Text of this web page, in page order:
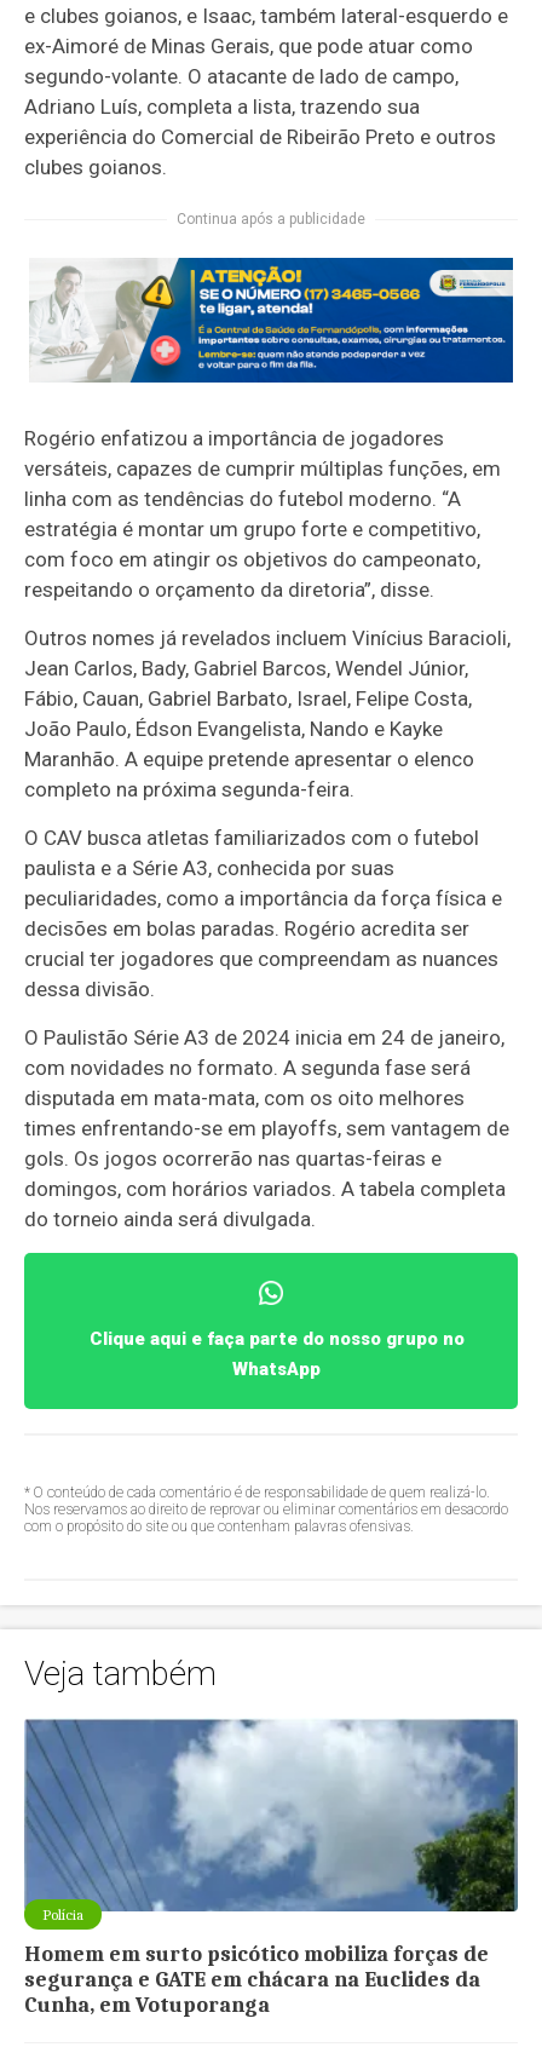
e clubes goianos, e Isaac, também lateral-esquerdo e
ex-Aimoré de Minas Gerais, que pode atuar como
segundo-volante. O atacante de lado de campo,
Adriano Luís, completa a lista, trazendo sua
experiência do Comercial de Ribeirão Preto e outros
clubes goianos.
Continua após a publicidade
Rogério enfatizou a importância de jogadores
versáteis, capazes de cumprir múltiplas funções, em
linha com as tendências do futebol moderno. “A
estratégia é montar um grupo forte e competitivo,
com foco em atingir os objetivos do campeonato,
respeitando o orçamento da diretoria”, disse.
Outros nomes já revelados incluem Vinícius Baracioli,
Jean Carlos, Bady, Gabriel Barcos, Wendel Júnior,
Fábio, Cauan, Gabriel Barbato, Israel, Felipe Costa,
João Paulo, Édson Evangelista, Nando e Kayke
Maranhão. A equipe pretende apresentar o elenco
completo na próxima segunda-feira.
O CAV busca atletas familiarizados com o futebol
paulista e a Série A3, conhecida por suas
peculiaridades, como a importância da força física e
decisões em bolas paradas. Rogério acredita ser
crucial ter jogadores que compreendam as nuances
dessa divisão.
O Paulistão Série A3 de 2024 inicia em 24 de janeiro,
com novidades no formato. A segunda fase será
disputada em mata-mata, com os oito melhores
times enfrentando-se em playoffs, sem vantagem de
gols. Os jogos ocorrerão nas quartas-feiras e
domingos, com horários variados. A tabela completa
do torneio ainda será divulgada.
Clique aqui e faça parte do nosso grupo no
WhatsApp
* O conteúdo de cada comentário é de responsabilidade de quem realizá-lo.
Nos reservamos ao direito de reprovar ou eliminar comentários em desacordo
com o propósito do site ou que contenham palavras ofensivas.
Veja também
Polícia
Homem em surto psicótico mobiliza forças de
segurança e GATE em chácara na Euclides da
Cunha, em Votuporanga